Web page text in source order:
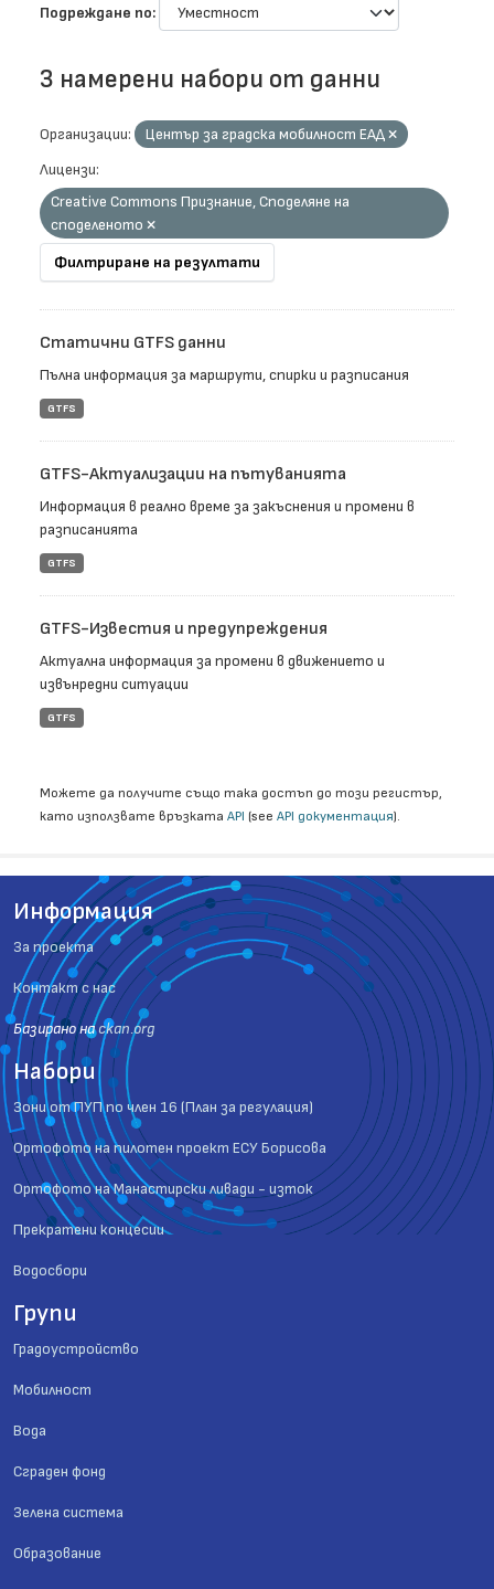
Подреждане по
3 намерени набори от данни
Организации:
Център за градска мобилност ЕАД
Лицензи:
Creative Commons Признание, Споделяне на
споделеното
Филтриране на резултати
Статични GTFS данни
Пълна информация за маршрути, спирки и разписания
GTFS
GTFS-Актуализации на пътуванията
Информация в реално време за закъснения и промени в
разписанията
GTFS
GTFS-Известия и предупреждения
Актуална информация за промени в движението и
извънредни ситуации
GTFS
Можете да получите също така достъп до този регистър,
като използвате връзката API (see API документация).
Информация
За проекта
Контакт с нас
Базиранo наckan.org
Набори
Зони от ПУП по член 16 (План за регулация)
Ортофото на пилотен проект ЕСУ Борисова
Ортофото на Манастирски ливади - изток
Прекратени концесии
Водосбори
Групи
Градоустройство
Мобилност
Вода
Сграден фонд
Зелена система
Образование